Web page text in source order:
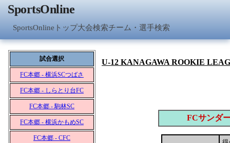
SportsOnline
SportsOnlineトップ大会検索チーム・選手検索
試合選択
FC本郷 - 横浜SCつばさ
FC本郷 - しらとり台FC
FC本郷 - 駒林SC
FC本郷 - 横浜かもめSC
FC本郷 - CFC
U-12 KANAGAWA ROOKIE
FCサンダ